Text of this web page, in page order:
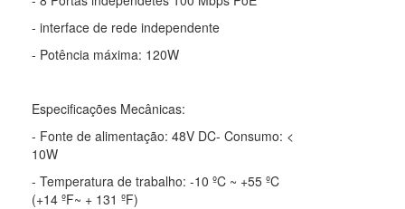
- interface de rede independente
- Potência máxima: 120W
Especificações Mecânicas:
- Fonte de alimentação: 48V DC- Consumo: <
10W
- Temperatura de trabalho: -10 ºC ~ +55 ºC
(+14 ºF~ + 131 ºF)